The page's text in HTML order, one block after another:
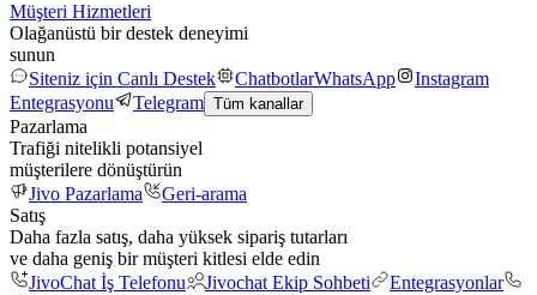
Müşteri Hizmetleri
Olağanüstü bir destek deneyimi
sunun
Siteniz için Canlı Destek
ChatbotlarWhatsApp
Instagram
Entegrasyonu
Telegram Tüm kanallar
Pazarlama
Trafiği nitelikli potansiyel
müşterilere dönüştürün
Jivo Pazarlama
Geri-arama
Satış
Daha fazla satış, daha yüksek sipariş tutarları
ve daha geniş bir müşteri kitlesi elde edin
JivoChat İş Telefonu
Jivochat Ekip Sohbeti
Entegrasyonlar